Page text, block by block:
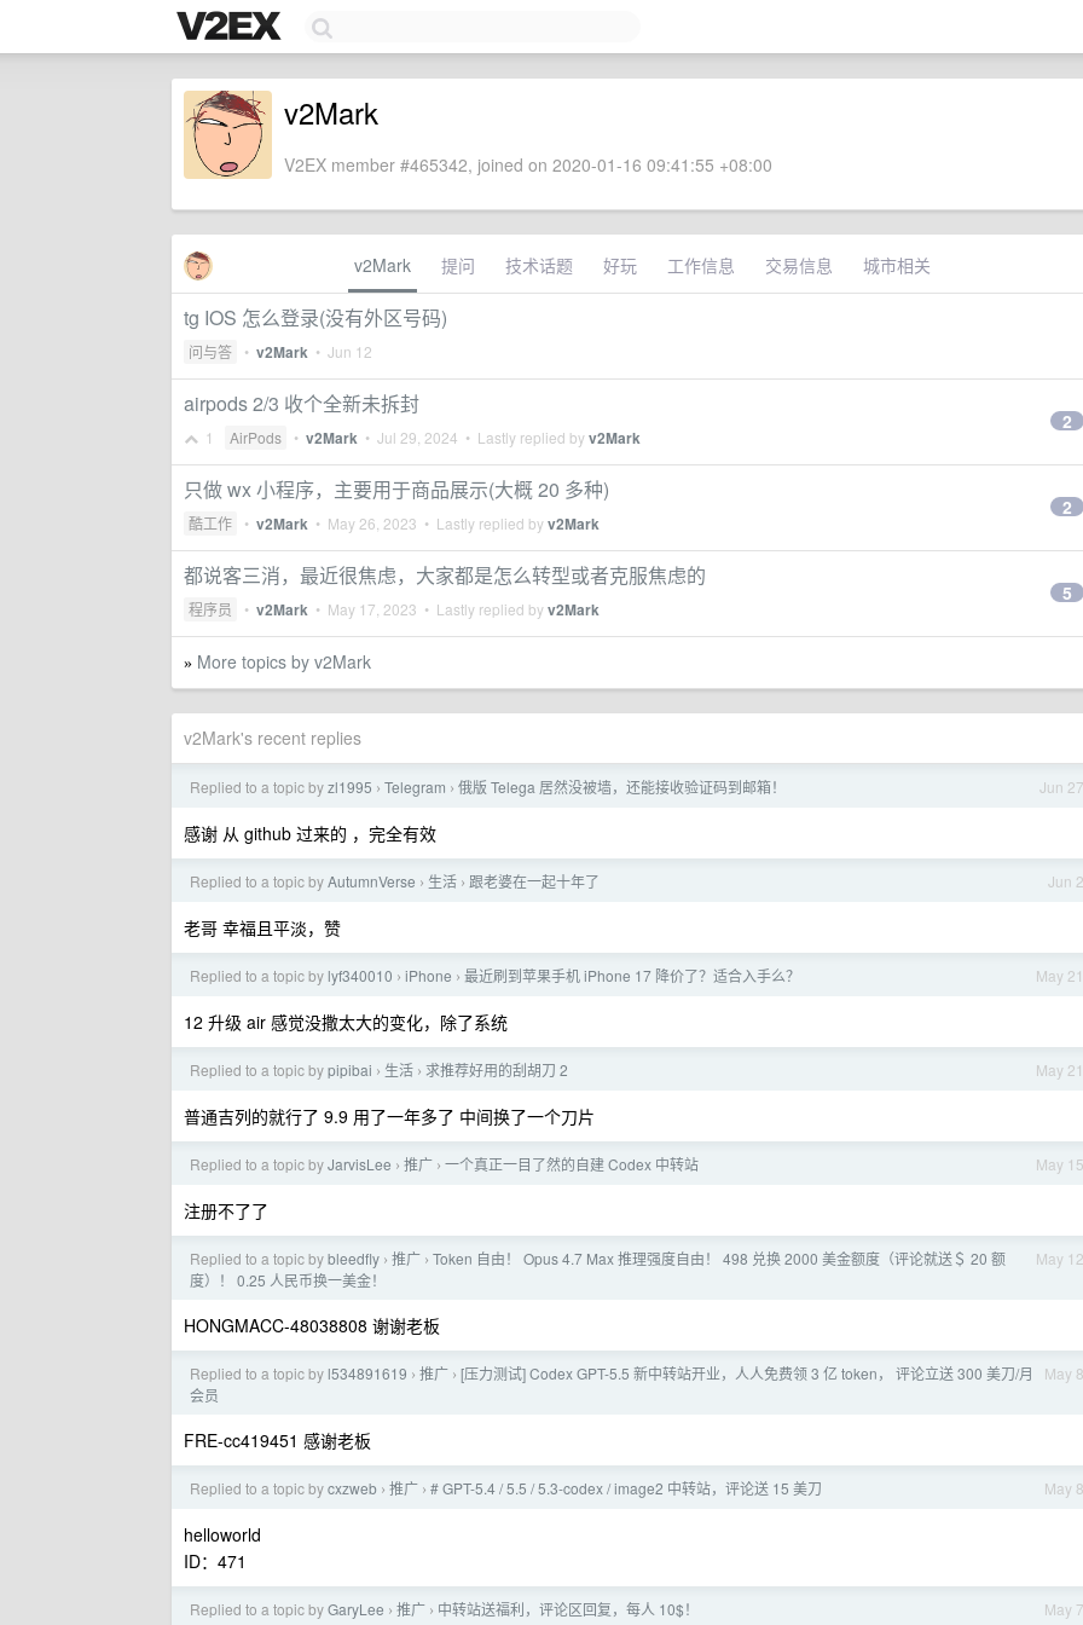
v2Mark
V2EX member #465342, joined on 2020-01-16 09:41:55 +08:00
v2Mark 提问 技术话题 好玩 工作信息 交易信息 城市相关
tg IOS 怎么登录(没有外区号码)
问与答 • v2Mark • Jun 12
airpods 2/3 收个全新未拆封
1 AirPods • v2Mark • Jul 29, 2024 • Lastly replied byv2Mark
2
只做 wx 小程序，主要用于商品展示(大概 20 多种)
酷工作 • v2Mark • May 26, 2023 • Lastly replied byv2Mark
2
都说客三消，最近很焦虑，大家都是怎么转型或者克服焦虑的
程序员 • v2Mark • May 17, 2023 • Lastly replied byv2Mark
5
» More topics by v2Mark
v2Mark's recent replies
Jun 27
Replied to a topic byzl1995 › Telegram › 俄版 Telega 居然没被墙，还能接收验证码到邮箱！
感谢 从 github 过来的 ，完全有效
Jun 2
Replied to a topic byAutumnVerse › 生活 › 跟老婆在一起十年了
老哥 幸福且平淡，赞
May 21
Replied to a topic by lyf340010 › iPhone › 最近刷到苹果手机 iPhone 17 降价了？适合入手么？
12 升级 air 感觉没撒太大的变化，除了系统
May 21
Replied to a topic bypipibai › 生活 › 求推荐好用的刮胡刀 2
普通吉列的就行了 9.9 用了一年多了 中间换了一个刀片
May 15
Replied to a topic byJarvisLee › 推广 › 一个真正一目了然的自建 Codex 中转站
注册不了了
May 12
Replied to a topic bybleedfly › 推广 › Token 自由！ Opus 4.7 Max 推理强度自由！ 498 兑换 2000 美金额度（评论就送＄ 20 额
度）！ 0.25 人民币换一美金！
HONGMACC-48038808 谢谢老板
May 8
Replied to a topic by l534891619 › 推广 › [压力测试] Codex GPT-5.5 新中转站开业，人人免费领 3 亿 token， 评论立送 300 美刀/月
会员
FRE-cc419451 感谢老板
May 8
Replied to a topic bycxzweb › 推广 › # GPT-5.4 / 5.5 / 5.3-codex / image2 中转站，评论送 15 美刀
helloworld
ID：471
May 7
Replied to a topic byGaryLee › 推广 › 中转站送福利，评论区回复，每人 10$！